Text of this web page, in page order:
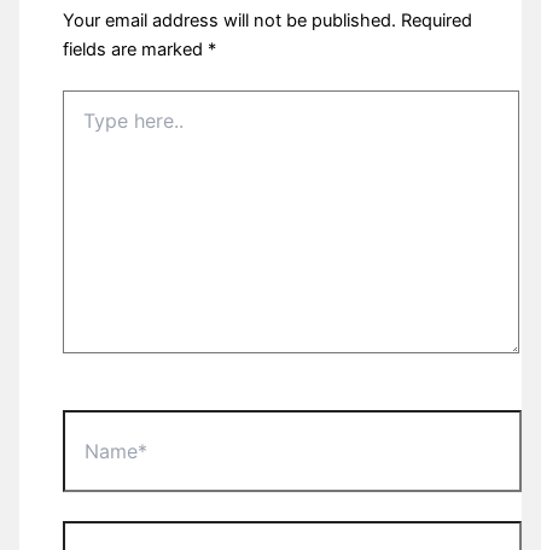
Your email address will not be published. Required
fields are marked *
here..